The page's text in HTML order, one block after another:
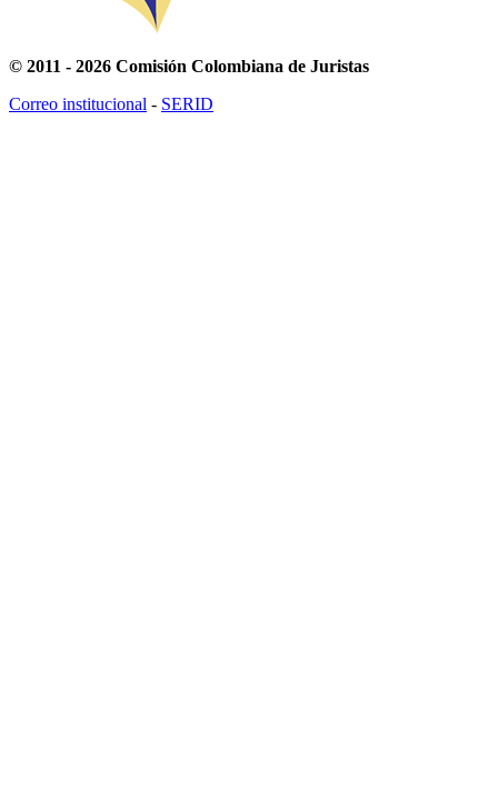
© 2011 - 2026 Comisión Colombiana de Juristas
Correo institucional - SERID